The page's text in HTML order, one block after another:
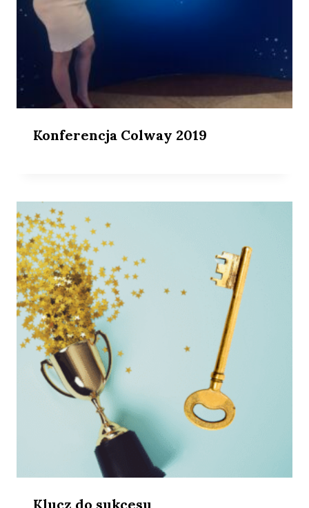
Konferencja Colway 2019
Klucz do sukcesu